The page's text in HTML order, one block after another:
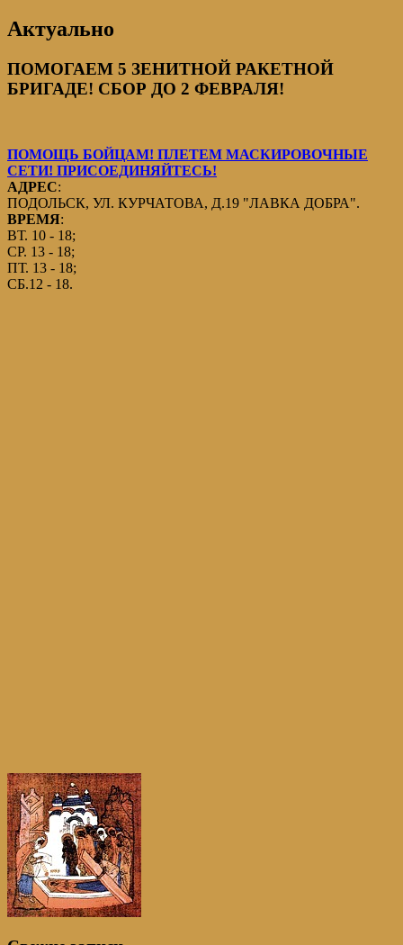
Актуально
ПОМОГАЕМ 5 ЗЕНИТНОЙ РАКЕТНОЙ
БРИГАДЕ! СБОР ДО 2 ФЕВРАЛЯ!
ПОМОЩЬ БОЙЦАМ! ПЛЕТЕМ МАСКИРОВОЧНЫЕ
СЕТИ! ПРИСОЕДИНЯЙТЕСЬ!
АДРЕС:
ПОДОЛЬСК, УЛ. КУРЧАТОВА, Д.19 "ЛАВКА ДОБРА".
ВРЕМЯ:
ВТ. 10 - 18;
СР. 13 - 18;
ПТ. 13 - 18;
СБ.12 - 18.